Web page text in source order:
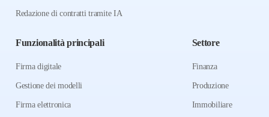
Redazione di contratti tramite IA
Funzionalità principali
Firma digitale
Gestione dei modelli
Firma elettronica
Settore
Finanza
Produzione
Immobiliare